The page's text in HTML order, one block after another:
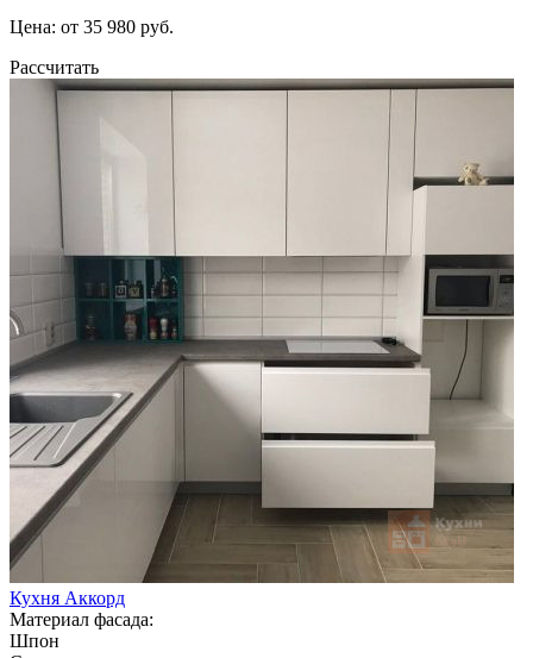
Цена: от 35 980 руб.
Рассчитать
Кухня Аккорд
Материал фасада:
Шпон